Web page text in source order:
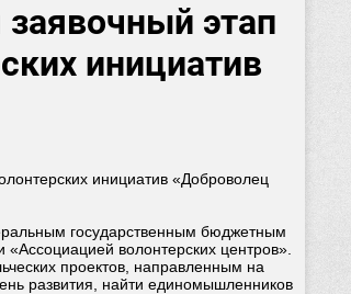
заявочный этап
инициатив
инициатив «Доброволец
государственным бюджетным
волонтерских центров».
проектов, направленным на
развития, найти единомышленников